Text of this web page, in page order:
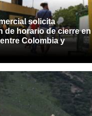
solicita
de horario de cierre en
Colombia y